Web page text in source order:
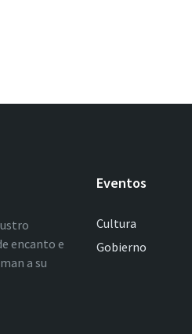
encanto e
a su
Eventos
Cultura
Gobierno